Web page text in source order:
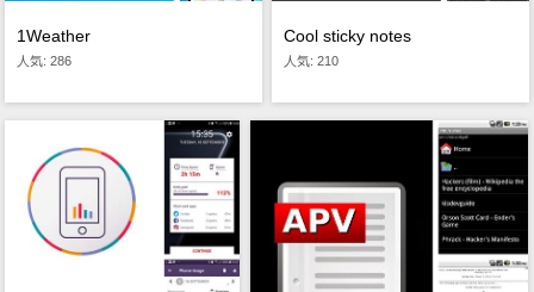
1Weather
人気: 286
Cool sticky notes
人気: 210